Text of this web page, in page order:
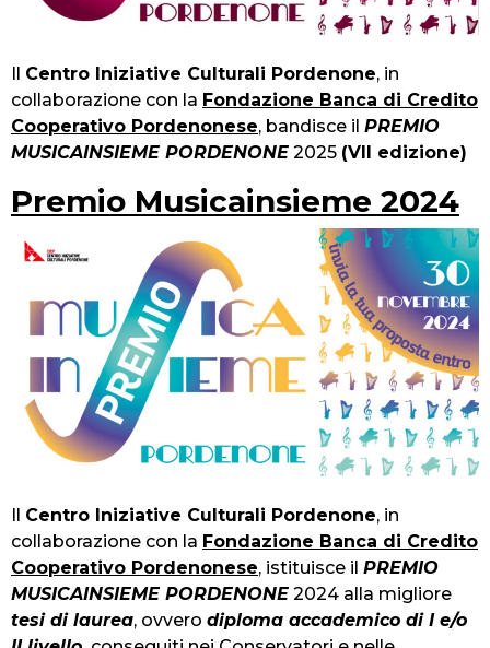
Il Centro Iniziative Culturali Pordenone, in
collaborazione con la Fondazione Banca di Credito
Cooperativo Pordenonese, bandisce il PREMIO
MUSICAINSIEME PORDENONE 2025 (VII edizione)
Premio Musicainsieme 2024
Il Centro Iniziative Culturali Pordenone, in
collaborazione con la Fondazione Banca di Credito
Cooperativo Pordenonese, istituisce il PREMIO
MUSICAINSIEME PORDENONE 2024 alla migliore
tesi di laurea, ovvero diploma accademico di I e/o